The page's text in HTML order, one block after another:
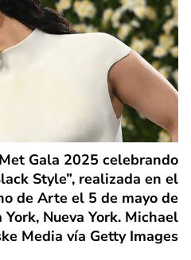
Gala 2025 celebrando
Style”, realizada en el
de Arte el 5 de mayo de
Nueva York. Michael
Media vía Getty Images